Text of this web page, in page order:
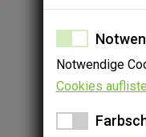
Notwendige
Cookies